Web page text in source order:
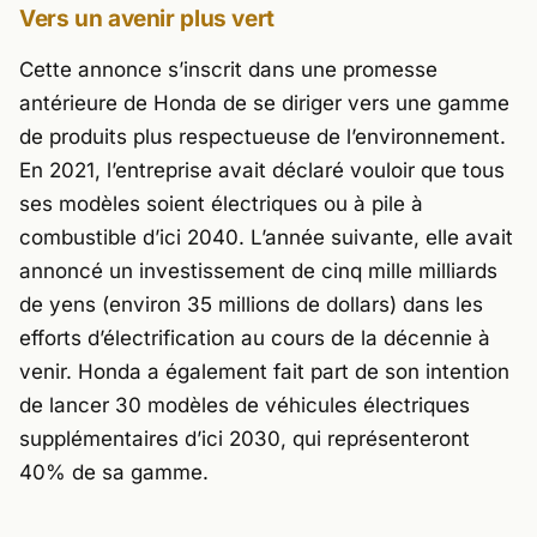
Vers un avenir plus vert
Cette annonce s’inscrit dans une promesse
antérieure de Honda de se diriger vers une gamme
de produits plus respectueuse de l’environnement.
En 2021, l’entreprise avait déclaré vouloir que tous
ses modèles soient électriques ou à pile à
combustible d’ici 2040. L’année suivante, elle avait
annoncé un investissement de cinq mille milliards
de yens (environ 35 millions de dollars) dans les
efforts d’électrification au cours de la décennie à
venir. Honda a également fait part de son intention
de lancer 30 modèles de véhicules électriques
supplémentaires d’ici 2030, qui représenteront
40% de sa gamme.